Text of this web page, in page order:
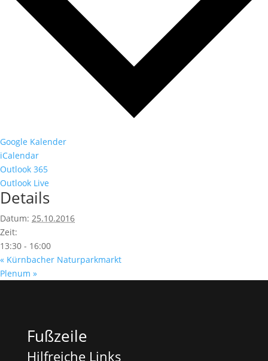
Google Kalender
iCalendar
Outlook 365
Outlook Live
Details
Datum: 25.10.2016
Zeit:
13:30 - 16:00
« Kürnbacher Naturparkmarkt
Plenum »
Fußzeile
Hilfreiche Links